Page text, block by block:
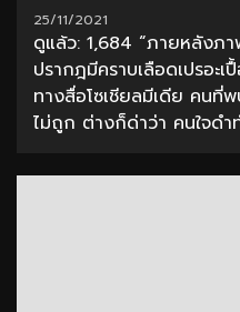
25/11/2021
ดูแล้ว: 1,684 “ภายหลังภ
ปรากฎมีคราบเลือดเปรอะ
ทางสื่อโซเชียลมีเดีย คนที่
ไม่ถูก ต่างก็ด่าว่า คนใจดำ